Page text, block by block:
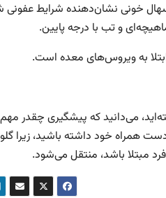
اسهال خونی نشان‌دهنده شرایط
و تب با درجه پایین.
به ویروس‌های معده است.
می‌دانید که پیشگیری چقدر
خود داشته باشید، زیرا
مبتلا باشد، منتقل می‌شود.